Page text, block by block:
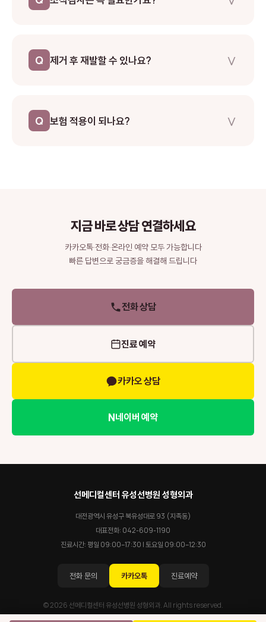
부분 양성이지만, 드물게 악성 종양일 수 있으므로 제거한 조직을
병리검사하는 것이 안전합니다.
Q 제거 후 재발할 수 있나요? ∨
지낭종의 경우 낭종 벽을 완전히 제거하지 못하면 재발할 수 있으
므로, 숙련된 전문의의 정밀한 수술이 중요합니다.
Q 보험 적용이 되나요? ∨
지금 바로 상담 연결하세요
카카오톡·전화·온라인 예약 모두 가능합니다
빠른 답변으로 궁금증을 해결해 드립니다
전화 상담
진료 예약
카카오 상담
N네이버 예약
선메디컬센터 유성선병원 성형외과
대전광역시 유성구 북유성대로 93 (지족동)
대표전화: 042-609-1190
진료시간: 평일 09:00–17:30 | 토요일 09:00–12:30
전화 문의 카카오톡 진료예약
© 2026 선메디컬센터 유성선병원 성형외과. All rights reserved.